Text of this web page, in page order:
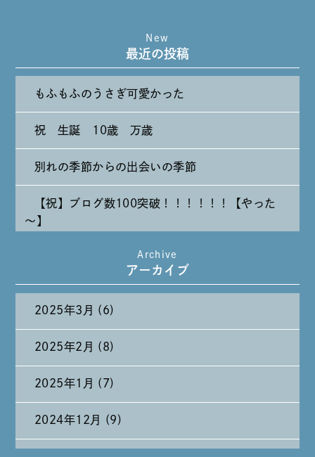
New
最近の投稿
もふもふのうさぎ可愛かった
祝 生誕 10歳 万歳
別れの季節からの出会いの季節
【祝】ブログ数100突破！！！！！！【やった
～】
たまには純喫茶なんて～～～
Archive
アーカイブ
2025年3月 (6)
2025年2月 (8)
2025年1月 (7)
2024年12月 (9)